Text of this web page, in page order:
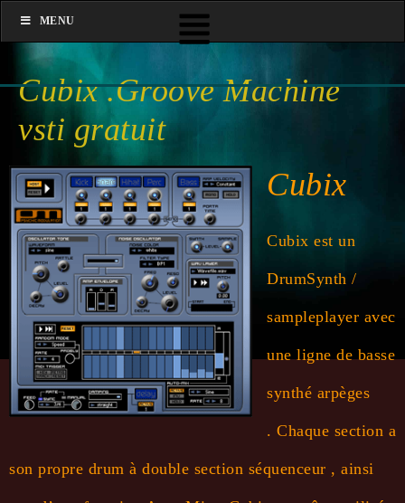
Cubix .Groove Machine
vsti gratuit
Cubix
Cubix est un
DrumSynth /
sampleplayer avec
une ligne de basse
synthé arpèges
. Chaque section a
son propre drum à double section séquenceur , ainsi
MENU